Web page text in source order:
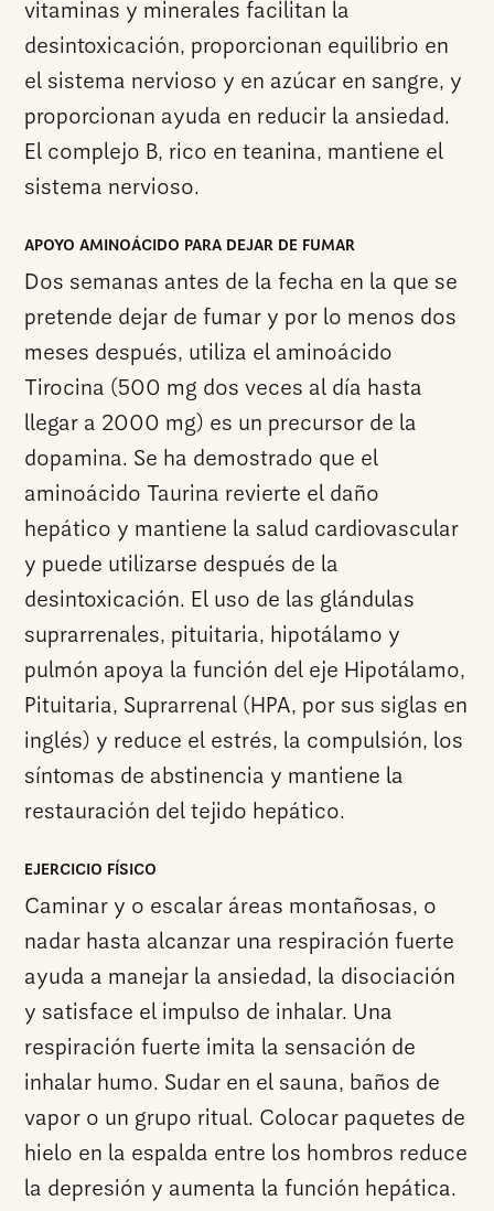
vitaminas y minerales facilitan la
desintoxicación, proporcionan equilibrio en
el sistema nervioso y en azúcar en sangre, y
proporcionan ayuda en reducir la ansiedad.
El complejo B, rico en teanina, mantiene el
sistema nervioso.
APOYO AMINOÁCIDO PARA DEJAR DE FUMAR
Dos semanas antes de la fecha en la que se
pretende dejar de fumar y por lo menos dos
meses después, utiliza el aminoácido
Tirocina (500 mg dos veces al día hasta
llegar a 2000 mg) es un precursor de la
dopamina. Se ha demostrado que el
aminoácido Taurina revierte el daño
hepático y mantiene la salud cardiovascular
y puede utilizarse después de la
desintoxicación. El uso de las glándulas
suprarrenales, pituitaria, hipotálamo y
pulmón apoya la función del eje Hipotálamo,
Pituitaria, Suprarrenal (HPA, por sus siglas en
inglés) y reduce el estrés, la compulsión, los
síntomas de abstinencia y mantiene la
restauración del tejido hepático.
EJERCICIO FÍSICO
Caminar y o escalar áreas montañosas, o
nadar hasta alcanzar una respiración fuerte
ayuda a manejar la ansiedad, la disociación
y satisface el impulso de inhalar. Una
respiración fuerte imita la sensación de
inhalar humo. Sudar en el sauna, baños de
vapor o un grupo ritual. Colocar paquetes de
hielo en la espalda entre los hombros reduce
la depresión y aumenta la función hepática.